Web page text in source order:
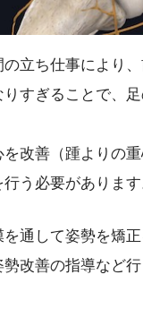
立ち仕事により
すぎることで、
改善（踵よりの
う必要があります
通して姿勢を矯正
改善の指導など行